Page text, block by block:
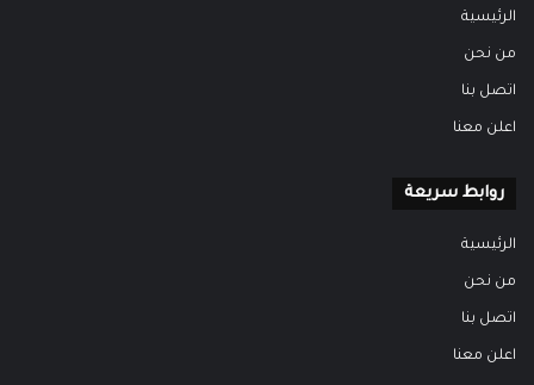
الرئيسية
من نحن
اتصل بنا
اعلن معنا
روابط سريعة
الرئيسية
من نحن
اتصل بنا
اعلن معنا